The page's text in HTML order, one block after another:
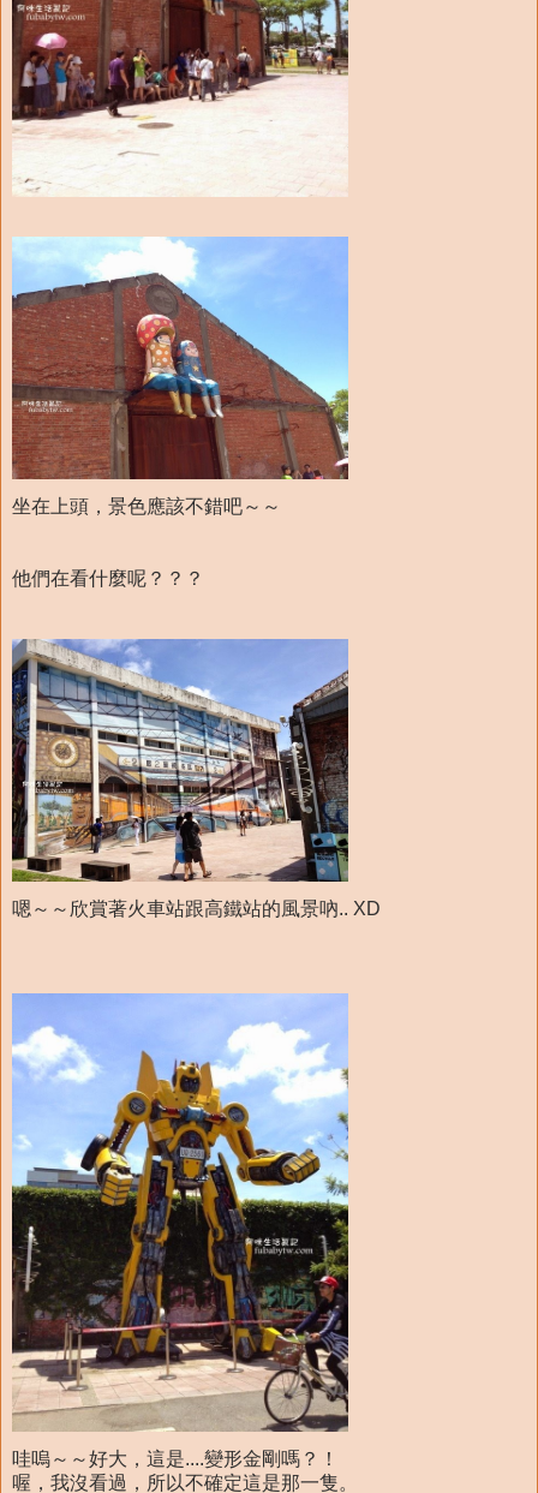
坐在上頭，景色應該不錯吧～～
他們在看什麼呢？？？
嗯～～欣賞著火車站跟高鐵站的風景吶.. XD
哇嗚～～好大，這是....變形金剛嗎？！
喔，我沒看過，所以不確定這是那一隻。